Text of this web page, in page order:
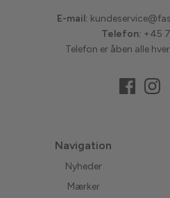
E-mail:
Telefon: +45
Telefon er åben alle
Navigation
Nyheder
Mærker